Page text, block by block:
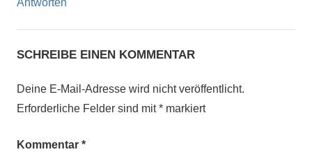
SCHREIBE EINEN KOMMENTAR
Deine E-Mail-Adresse wird nicht veröffentlicht.
Erforderliche Felder sind mit* markiert
Kommentar *